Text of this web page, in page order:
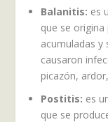
Balanitis: es
que se
acumuladas y
causaron
picazón,
Postitis: es
que se